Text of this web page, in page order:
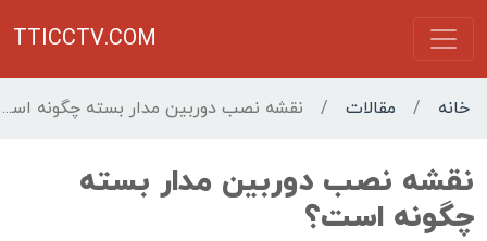
TTICCTV.COM
خانه / مقالات / نقشه نصب دوربین مدار بسته چگونه است؟
نقشه نصب دوربین مدار بسته
چگونه است؟